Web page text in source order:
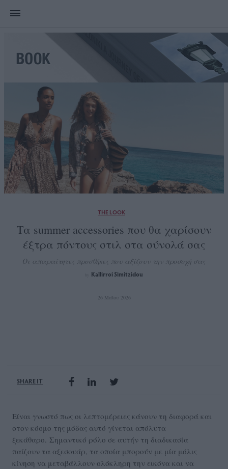
THE LOOK
Τα summer accessories που θα χαρίσουν
έξτρα πόντους στιλ στα σύνολά σας
Οι απαραίτητες προσθήκες που αξίζουν την προσοχή σας
Kallirroi Simitzidou
26 Μαΐου 2026
SHARE IT
Είναι γνωστό πως οι λεπτομέρειες κάνουν τη διαφορά και
στον κόσμο της μόδας αυτό γίνεται απόλυτα
ξεκάθαρο. Σημαντικό ρόλο σε αυτήν τη διαδικασία
παίζουν τα αξεσουάρ, τα οποία μπορούν με μία μόλις
κίνηση να μεταβάλλουν ολόκληρη την εικόνα και να